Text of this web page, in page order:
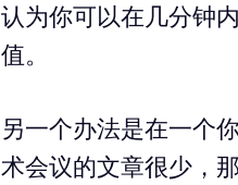
认为你可以在几分钟
值。
另一个办法是在一个
术会议的文章很少，